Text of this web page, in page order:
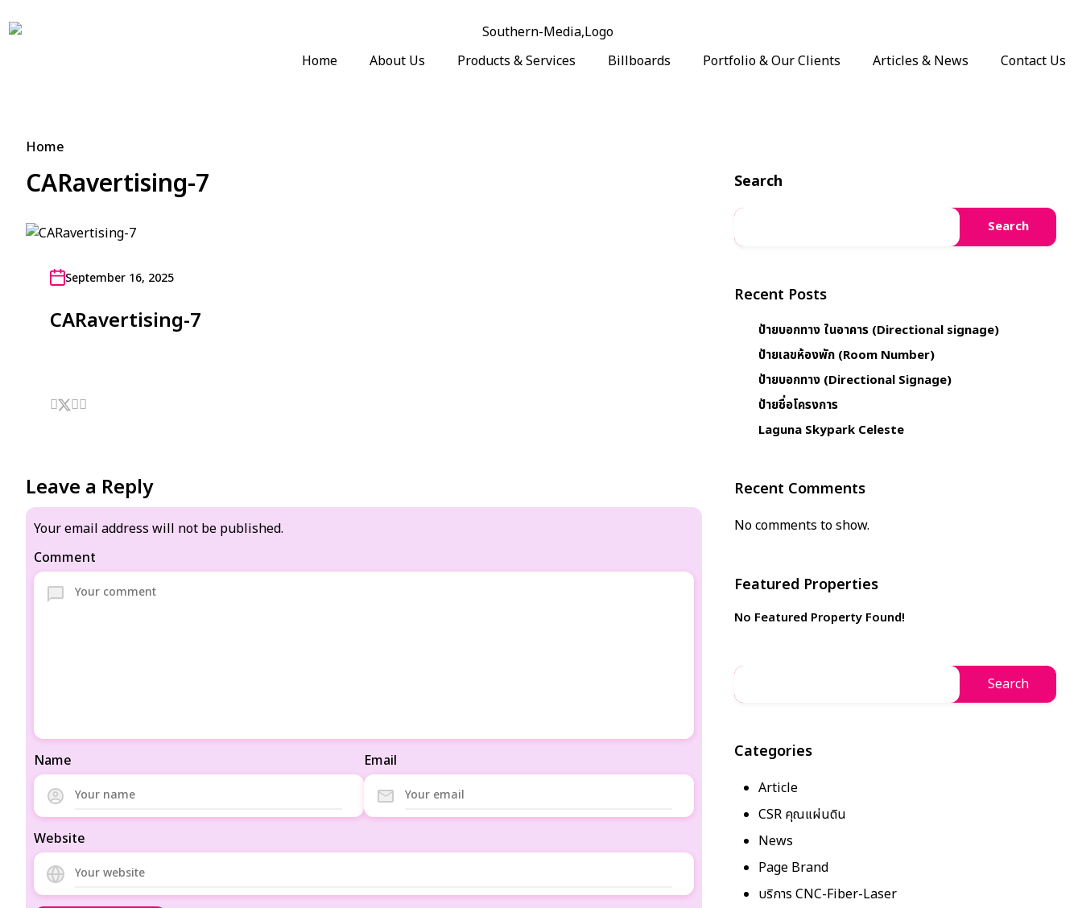
Home About Us Products & Services Billboards Portfolio & Our Clients Articles & News Contact Us
Home
CARavertising-7
September 16, 2025
CARavertising-7
Leave a Reply
Your email address will not be published.
Comment
Name Email
Website
Search
Search
Recent Posts
ป้ายบอกทาง ในอาคาร (Directional signage)
ป้ายเลขห้องพัก (Room Number)
ป้ายบอกทาง (Directional Signage)
ป้ายชื่อโครงการ
Laguna Skypark Celeste
Recent Comments
No comments to show.
Featured Properties
No Featured Property Found!
Categories
Article
CSR คุณแผ่นดิน
News
Page Brand
บริการ CNC-Fiber-Laser